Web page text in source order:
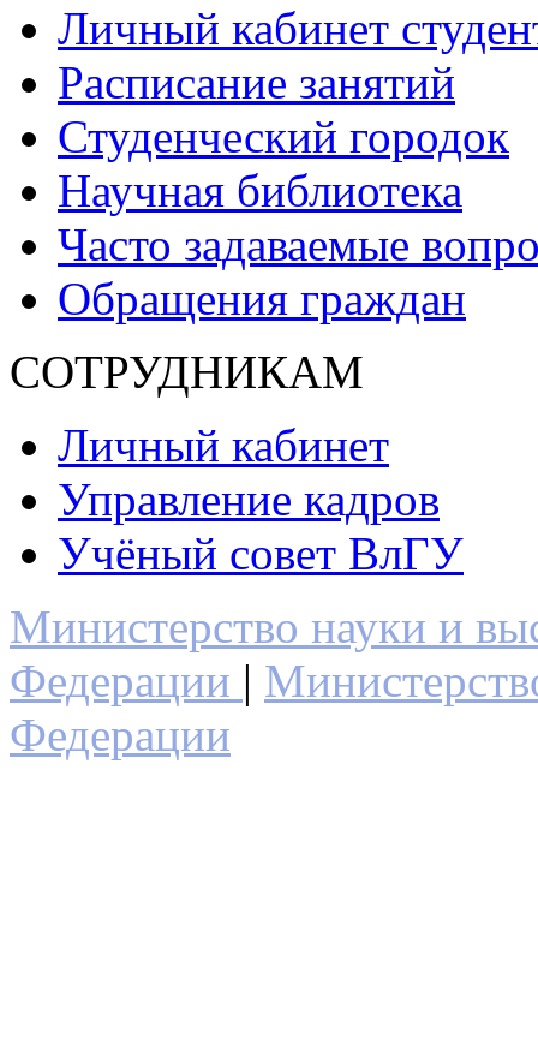
Личный кабинет
Расписание занятий
Студенческий городок
Научная библиотека
Часто задаваемые
Обращения граждан
СОТРУДНИКАМ
Личный кабинет
Управление кадров
Учёный совет ВлГУ
Министерство науки и
Федерации |
Федерации